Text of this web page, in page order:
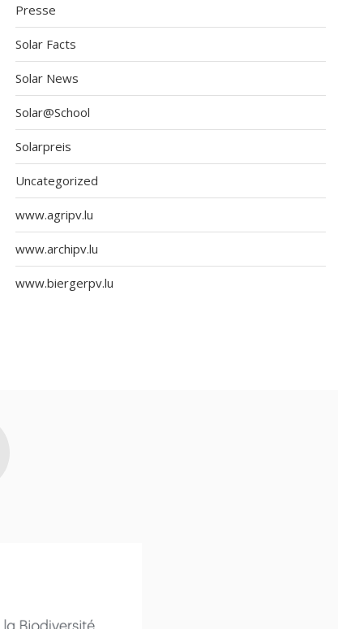
Presse
Solar Facts
Solar News
Solar@School
Solarpreis
Uncategorized
www.agripv.lu
www.archipv.lu
www.biergerpv.lu